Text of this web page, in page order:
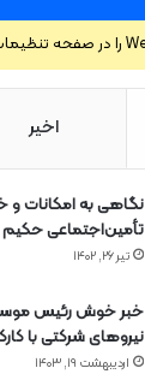
اخیر
نگاهی به امکانات و
تأمین‌اجتماعی
تیر ۲۶, ۱۴۰۲
خبر خوش رئیس
نیروهای شرکتی با
اردیبهشت ۱۹, ۱۴۰۳